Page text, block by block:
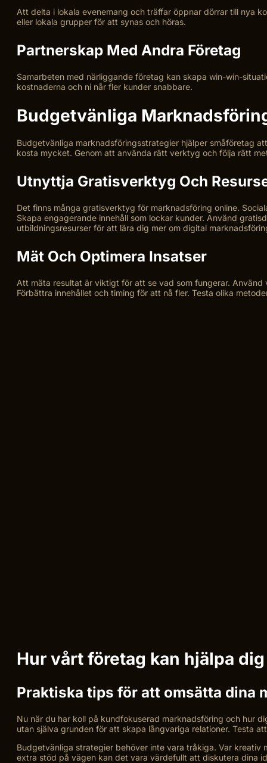
Att delta i lokala evenemang och träffar öppnar dörrar till nya
eller lokala grupper för att synas och höras.
Partnerskap Med Andra Företag
Samarbeten med närliggande företag kan skapa win-win-
kostnaderna och ni når fler kunder snabbare.
Budgetvänliga
Budgetvänliga marknadsföringsstrategier hjälper småföretag
kosta mycket. Genom att använda rätt verktyg och följa rätt
Utnyttja Gratisverktyg Och
Det finns många gratisverktyg för marknadsföring online.
Skapa engagerande innehåll som lockar kunder. Använd
utbildningsresurser för att lära dig mer om digital
Mät Och Optimera Insatser
Att mäta resultat är viktigt för att se vad som fungerar.
Förbättra innehållet och timing för att nå fler. Testa olika
Hur vårt företag kan hjälpa
Praktiska tips för att omsätta dina
Nu när du har koll på kundfokuserad marknadsföring och hur
utan själva grunden för att skapa långvariga relationer. Testa
Budgetvänliga strategier behöver inte vara tråkiga. Var
extra stöd på vägen kan det vara värdefullt att diskutera dina